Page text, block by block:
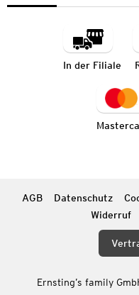
In der Filiale
AGB Datenschutz
Widerruf
Ernsting’s family